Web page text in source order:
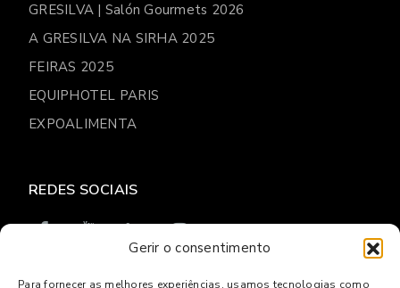
Gerir o consentimento
Para fornecer as melhores experiências, usamos tecnologias como
GRESILVA | Salón Gourmets 2026
A GRESILVA NA SIRHA 2025
FEIRAS 2025
EQUIPHOTEL PARIS
EXPOALIMENTA
REDES SOCIAIS